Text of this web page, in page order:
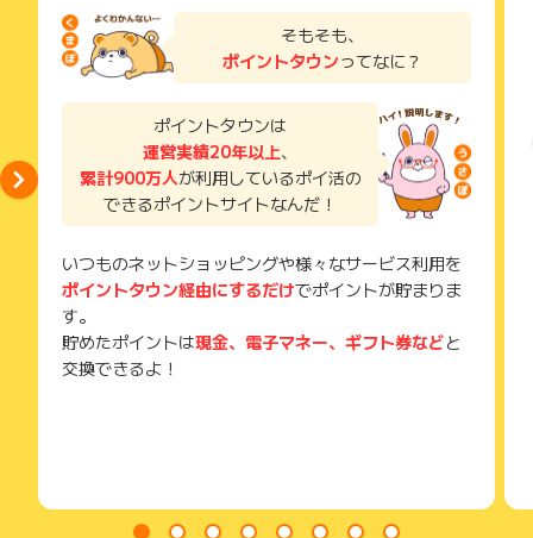
そもそも、
ポイントタウンってなに？
ポイントタウンは
運営実績20年以上、
累計900万人が利用しているポイ活の
できるポイントサイトなんだ！
いつものネットショッピングや様々なサービス利用を
ポイントタウン経由にするだけでポイントが貯まりま
す。
貯めたポイントは現金、電子マネー、ギフト券などと
交換できるよ！